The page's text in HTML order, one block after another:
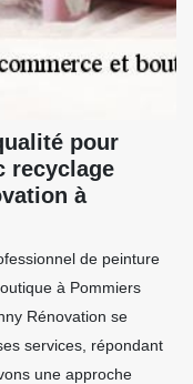
pour
recyclage
à
de peinture
à Pommiers
Rénovation se
services, répondant
une approche